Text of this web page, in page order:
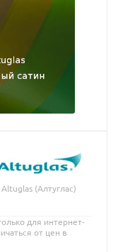
Altuglas (Алтуглас)
для интернет-
от цен в